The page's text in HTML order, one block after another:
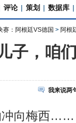
评论 | 策划 | 数据库 |
赛：阿根廷VS德国 > 阿根
子，咱
我来说两
向梅西……